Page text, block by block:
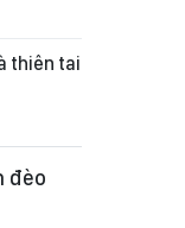
thiên tai
đèo